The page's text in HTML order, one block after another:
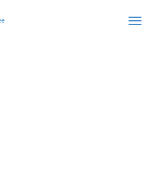
Toggle